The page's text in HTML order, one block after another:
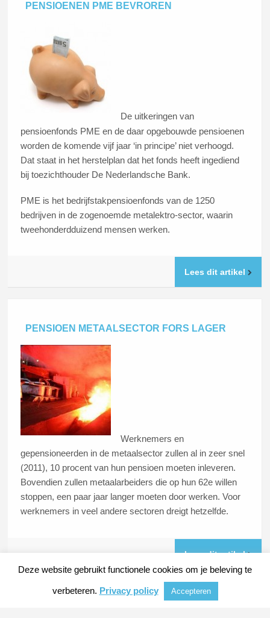
PENSIOENEN PME BEVROREN
De uitkeringen van
pensioenfonds PME en de daar opgebouwde pensioenen
worden de komende vijf jaar ‘in principe’ niet verhoogd.
Dat staat in het herstelplan dat het fonds heeft ingediend
bij toezichthouder De Nederlandsche Bank.
PME is het bedrijfstakpensioenfonds van de 1250
bedrijven in de zogenoemde metalektro-sector, waarin
tweehonderdduizend mensen werken.
Lees dit artikel
PENSIOEN METAALSECTOR FORS LAGER
Werknemers en
gepensioneerden in de metaalsector zullen al in zeer snel
(2011), 10 procent van hun pensioen moeten inleveren.
Bovendien zullen metaalarbeiders die op hun 62e willen
stoppen, een paar jaar langer moeten door werken. Voor
werknemers in veel andere sectoren dreigt hetzelfde.
Lees dit artikel
Deze website gebruikt functionele cookies om je beleving te
verbeteren. Privacy policy Accepteren